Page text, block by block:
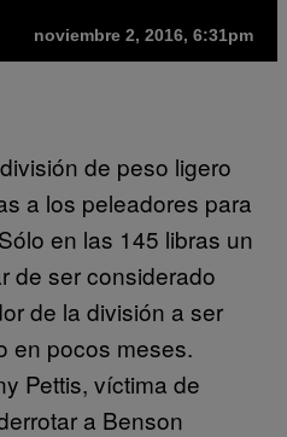
noviembre 2, 2016, 6:31pm
de peso ligero
a los peleadores para
en las 145 libras un
de ser considerado
de la división a ser
en pocos meses.
Pettis, víctima de
a Benson